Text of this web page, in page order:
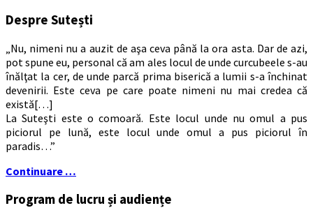
Despre Sutești
„Nu, nimeni nu a auzit de aşa ceva până la ora asta. Dar de azi,
pot spune eu, personal că am ales locul de unde curcubeele s-au
înălţat la cer, de unde parcă prima biserică a lumii s-a închinat
devenirii. Este ceva pe care poate nimeni nu mai credea că
există[…]
La Suteşti este o comoară. Este locul unde nu omul a pus
piciorul pe lună, este locul unde omul a pus piciorul în
paradis…”
Continuare …
Program de lucru și audiențe